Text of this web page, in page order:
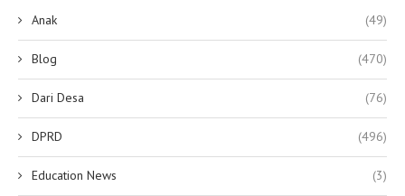
Anak (49)
Blog (470)
Dari Desa (76)
DPRD (496)
Education News (3)